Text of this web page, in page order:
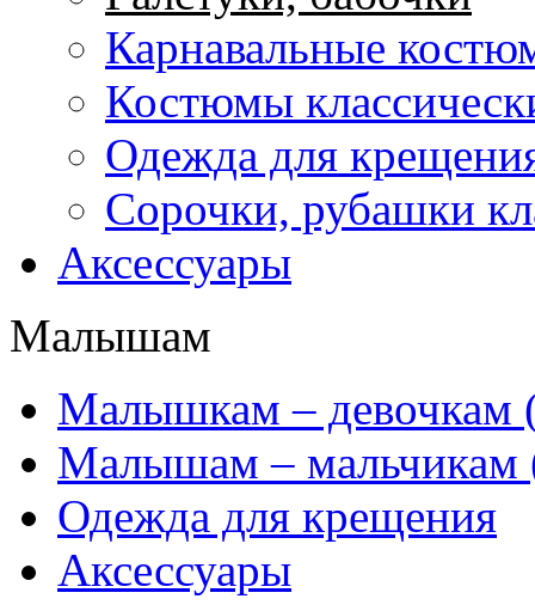
Карнавальные
Костюмы
Одежда для
Сорочки, рубашки
Аксессуары
Малышам
Mалышкам – девочкам
Малышам – мальчикам
Одежда для крещения
Аксессуары